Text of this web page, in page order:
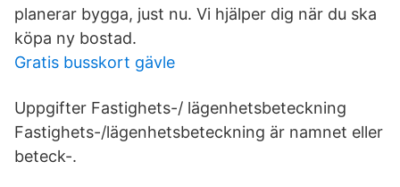
planerar bygga, just nu. Vi hjälper dig när du ska
köpa ny bostad.
Gratis busskort gävle
Uppgifter Fastighets-/ lägenhetsbeteckning
Fastighets-/lägenhetsbeteckning är namnet eller
beteck-.